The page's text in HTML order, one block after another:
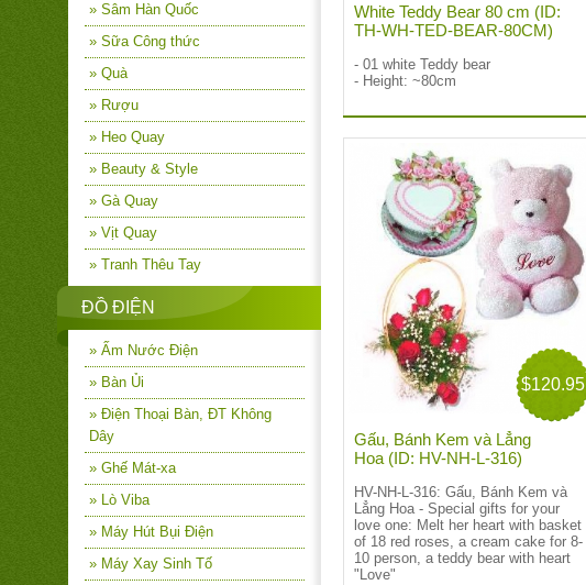
» Sâm Hàn Quốc
» Sữa Công thức
» Quà
» Rượu
» Heo Quay
» Beauty & Style
» Gà Quay
» Vịt Quay
» Tranh Thêu Tay
ĐỒ ĐIỆN
» Ấm Nước Điện
» Bàn Ủi
» Điện Thoại Bàn, ĐT Không
Dây
» Ghế Mát-xa
» Lò Viba
» Máy Hút Bụi Điện
» Máy Xay Sinh Tố
White Teddy Bear 80 cm (ID:
TH-WH-TED-BEAR-80CM)
- 01 white Teddy bear
- Height: ~80cm
$120.95
Gấu, Bánh Kem và Lẳng
Hoa (ID: HV-NH-L-316)
HV-NH-L-316: Gấu, Bánh Kem và
Lẳng Hoa - Special gifts for your
love one: Melt her heart with basket
of 18 red roses, a cream cake for 8-
10 person, a teddy bear with heart
"Love"